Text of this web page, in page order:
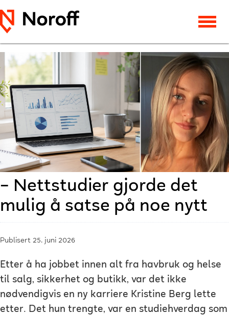
– Nettstudier gjorde det
mulig å satse på noe nytt
Publisert 25. juni 2026
Etter å ha jobbet innen alt fra havbruk og helse
til salg, sikkerhet og butikk, var det ikke
nødvendigvis en ny karriere Kristine Berg lette
etter. Det hun trengte, var en studiehverdag som